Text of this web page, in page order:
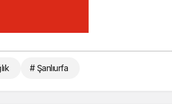
# Şanlıurfa